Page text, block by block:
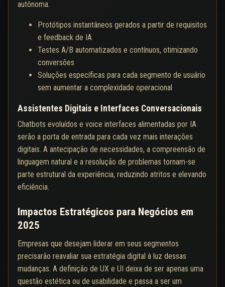
autônoma.
Protótipos instantâneos gerados a partir de requisitos
e feedback de IA
Testes A/B automatizados e contínuos, otimizando
conversões
Soluções específicas para cada segmento de usuário
sem aumentar a complexidade operacional
Assistentes Digitais e Interfaces Conversacionais
Chatbots evoluídos e voice interfaces alimentadas por IA
serão a porta de entrada para cada vez mais interações
digitais. A antecipação de necessidades, a compreensão de
linguagem natural e a resolução de problemas tornam-se
parte estrutural da experiência, reduzindo atritos e elevando
eficiência.
Impactos Estratégicos para Negócios em
2025
Empresas que desejam liderar em seus segmentos
precisarão reavaliar sua estratégia digital à luz dessas
mudanças. A definição de UX e UI deixa de ser apenas uma
questão estética ou de usabilidade e passa a ser um